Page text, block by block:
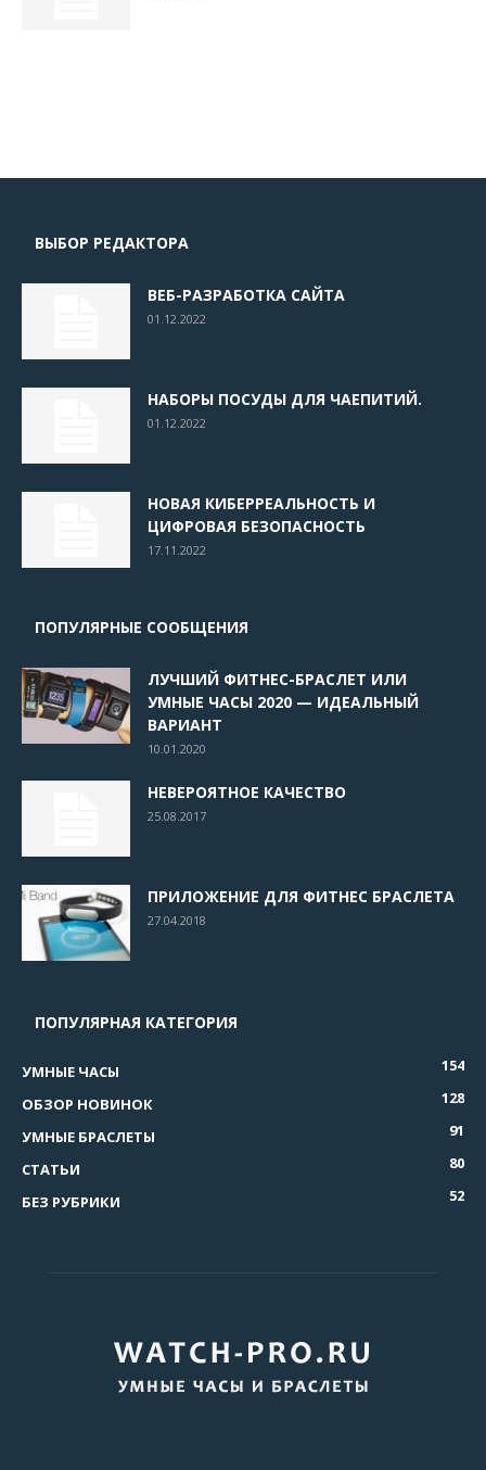
ВЫБОР РЕДАКТОРА
ВЕБ-РАЗРАБОТКА САЙТА
01.12.2022
НАБОРЫ ПОСУДЫ ДЛЯ ЧАЕПИТИЙ.
01.12.2022
НОВАЯ КИБЕРРЕАЛЬНОСТЬ И
ЦИФРОВАЯ БЕЗОПАСНОСТЬ
17.11.2022
ПОПУЛЯРНЫЕ СООБЩЕНИЯ
ЛУЧШИЙ ФИТНЕС-БРАСЛЕТ ИЛИ
УМНЫЕ ЧАСЫ 2020 — ИДЕАЛЬНЫЙ
ВАРИАНТ
10.01.2020
НЕВЕРОЯТНОЕ КАЧЕСТВО
25.08.2017
ПРИЛОЖЕНИЕ ДЛЯ ФИТНЕС БРАСЛЕТА
27.04.2018
ПОПУЛЯРНАЯ КАТЕГОРИЯ
УМНЫЕ ЧАСЫ
154
ОБЗОР НОВИНОК
128
УМНЫЕ БРАСЛЕТЫ
91
СТАТЬИ
80
БЕЗ РУБРИКИ
52